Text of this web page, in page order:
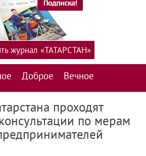
Доброе Вечное
журнал «ТАТАРСТАН»
проходят
по мерам